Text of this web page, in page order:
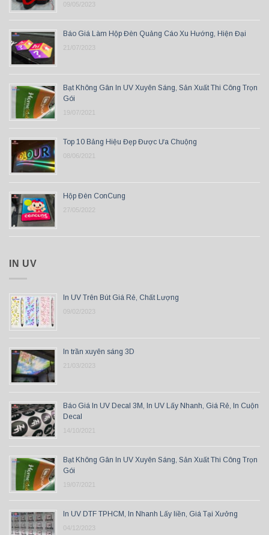
09/05/2023
Báo Giá Làm Hộp Đèn Quảng Cáo Xu Hướng, Hiện Đại
21/07/2023
Bạt Không Gân In UV Xuyên Sáng, Sản Xuất Thi Công Trọn
Gói
19/07/2021
Top 10 Bảng Hiệu Đẹp Được Ưa Chuộng
08/06/2021
Hộp Đèn ConCung
27/05/2022
IN UV
In UV Trên Bút Giá Rẻ, Chất Lượng
09/02/2023
In trần xuyên sáng 3D
21/03/2023
Báo Giá In UV Decal 3M, In UV Lấy Nhanh, Giá Rẻ, In Cuộn
Decal
14/10/2021
Bạt Không Gân In UV Xuyên Sáng, Sản Xuất Thi Công Trọn
Gói
19/07/2021
In UV DTF TPHCM, In Nhanh Lấy liền, Giá Tại Xưởng
04/12/2023